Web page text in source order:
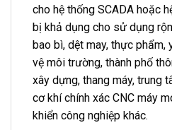
cho hệ thống SCADA hoặc
bị khả dụng cho sử dụng
bao bì, dệt may, thực phẩm,
vệ môi trường, thành phố
xây dựng, thang máy, trung
cơ khí chính xác CNC máy
khiển công nghiệp khác.